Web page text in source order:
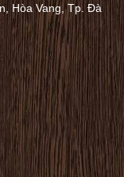
Hòa Vang, Tp. Đà